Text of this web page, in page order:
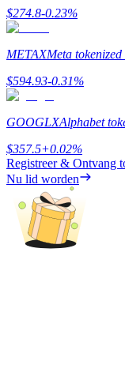
Deposit & Trade
Deposit
Exclusive for
Register &
$274.8-0.23%
METAXMeta
$594.93-0.31%
GOOGLXAlphabet
$357.5+0.02%
Registreer & Ontvang
Nu lid worden